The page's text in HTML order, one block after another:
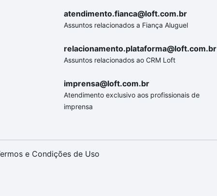
atendimento.fianca@loft.com.br
Assuntos relacionados a Fiança Aluguel
relacionamento.plataforma@loft.com.br
Assuntos relacionados ao CRM Loft
imprensa@loft.com.br
Atendimento exclusivo aos profissionais de
imprensa
e Condições de Uso